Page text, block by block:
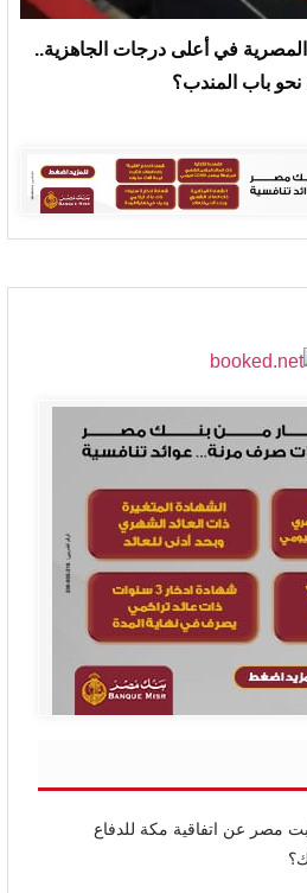
في أعلى درجات الجاهزية..
نحو باب المندب؟
مصر عن اتفاقية مكة للدفاع